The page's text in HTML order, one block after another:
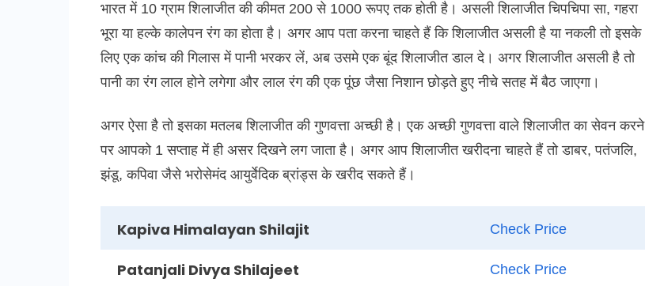
भारत में 10 ग्राम शिलाजीत की कीमत 200 से 1000 रूपए तक होती है। असली शिलाजीत चिपचिपा सा, गहरा
भूरा या हल्के कालेपन रंग का होता है। अगर आप पता करना चाहते हैं कि शिलाजीत असली है या नकली तो इसके
लिए एक कांच की गिलास में पानी भरकर लें, अब उसमे एक बूंद शिलाजीत डाल दे। अगर शिलाजीत असली है तो
पानी का रंग लाल होने लगेगा और लाल रंग की एक पूंछ जैसा निशान छोड़ते हुए नीचे सतह में बैठ जाएगा।
अगर ऐसा है तो इसका मतलब शिलाजीत की गुणवत्ता अच्छी है। एक अच्छी गुणवत्ता वाले शिलाजीत का सेवन करने
पर आपको 1 सप्ताह में ही असर दिखने लग जाता है। अगर आप शिलाजीत खरीदना चाहते हैं तो डाबर, पतंजलि,
झंडू, कपिवा जैसे भरोसेमंद आयुर्वेदिक ब्रांड्स के खरीद सकते हैं।
Kapiva Himalayan Shilajit Check Price
Patanjali Divya Shilajeet Check Price